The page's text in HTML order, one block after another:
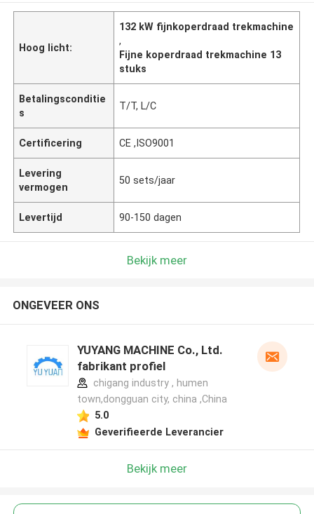
Hoog licht:
132 kW fijnkoperdraad trekmachine
,
Fijne koperdraad trekmachine 13
stuks
Betalingsconditie
s
T/T, L/C
Certificering CE ,ISO9001
Levering
vermogen
50 sets/jaar
Levertijd 90-150 dagen
Bekijk meer
ONGEVEER ONS
YUYANG MACHINE Co., Ltd.
fabrikant profiel
chigang industry , humen
town,dongguan city, china ,China
5.0
Geverifieerde Leverancier
Bekijk meer